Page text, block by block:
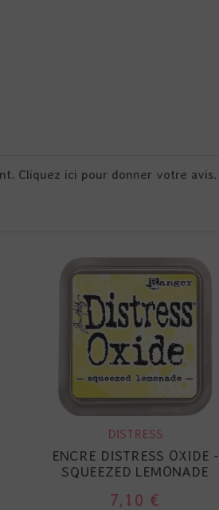
Cliquez ici pour donner votre avis.
DISTRESS
ENCRE DISTRESS OXIDE -
SQUEEZED LEMONADE
7,10 €